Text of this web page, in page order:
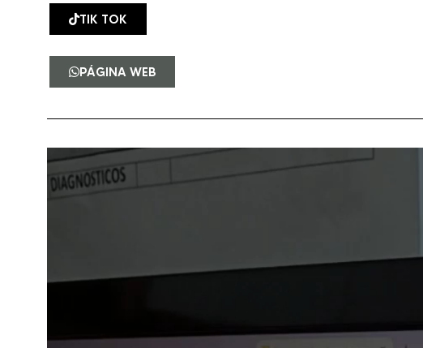
TIK TOK
PÁGINA WEB